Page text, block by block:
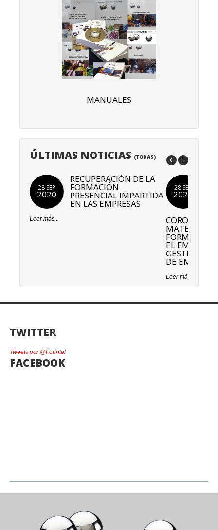
MANUALES
ÚLTIMAS NOTICIAS (TODAS)
28 SEP
2020
RECUPERACIÓN DE LA
FORMACIÓN
PRESENCIAL IMPARTIDA
EN LAS EMPRESAS
Leer más...
28 SEP
2020
MATERIA DE
EL EMPLEO
GESTIÓN
DE EMPLEO
Leer más...
TWITTER
Tweets por @Forintel
FACEBOOK